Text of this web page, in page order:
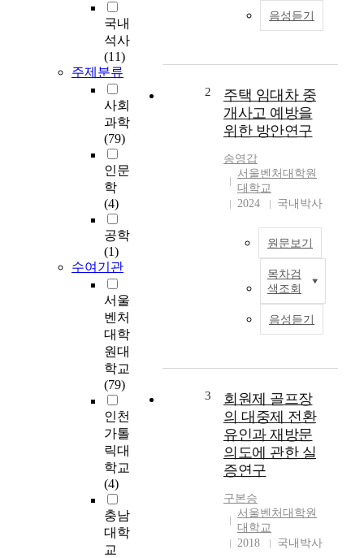
국내
석사
(11)
주제분류
사회
과학
(79)
인문
학
(4)
공학
(1)
수여기관
서울
벤처
대학
원대
학교
(79)
인천
가톨
릭대
학교
(4)
충남
대학
교
음성듣기
2
주택 임대차 중
개사고 예방을
위한 방안연구
송영갑
서울벤처대학원
대학교
2024
국내박사
원문보기
목차검
색조회
음성듣기
3
회원제 골프장
의 대중제 전환
유인과 재방문
의도에 관한 실
증연구
구본승
서울벤처대학원
대학교
2018
국내박사